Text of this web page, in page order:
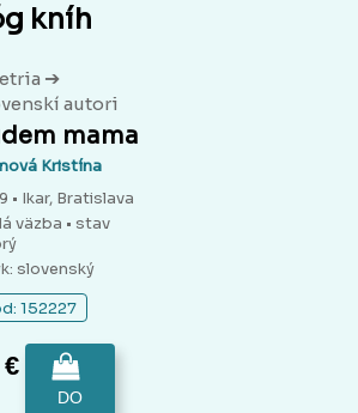
kníh
➔
autori
mama
Kristína
• Ikar, Bratislava
väzba • stav
slovenský
152227
DO